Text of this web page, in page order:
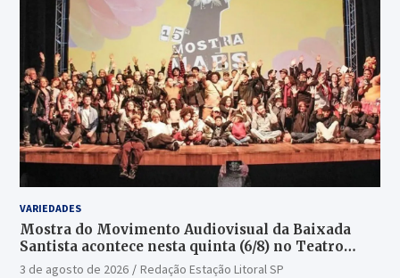
VARIEDADES
Mostra do Movimento Audiovisual da Baixada
Santista acontece nesta quinta (6/8) no Teatro
Guarany
3 de agosto de 2026
Redação Estação Litoral SP